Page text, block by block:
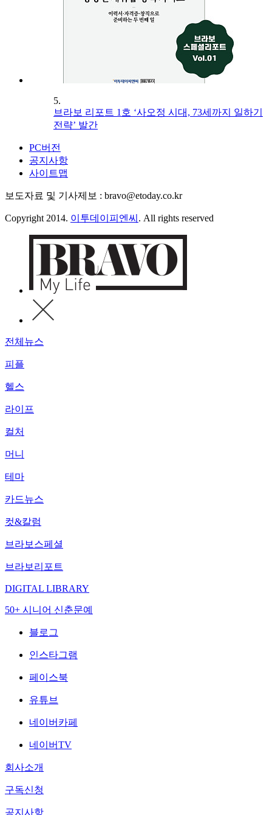
5.
브라보 리포트 1호 ‘사오정 시대, 73세까지 일하기
전략’ 발간
PC버전
공지사항
사이트맵
보도자료 및 기사제보 : bravo@etoday.co.kr
Copyright 2014. 이투데이피엔씨 . All rights reserved
전체뉴스
피플
헬스
라이프
컬처
머니
테마
카드뉴스
컷&칼럼
브라보스페셜
브라보리포트
DIGITAL LIBRARY
50+ 시니어 신춘문예
블로그
인스타그램
페이스북
유튜브
네이버카페
네이버TV
회사소개
구독신청
공지사항